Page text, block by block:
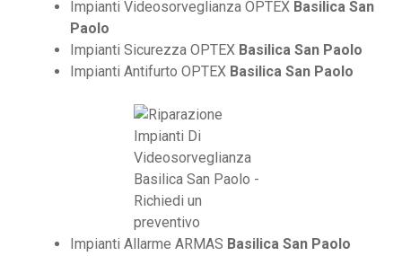
Impianti Videosorveglianza OPTEX Basilica San
Paolo
Impianti Sicurezza OPTEX Basilica San Paolo
Impianti Antifurto OPTEX Basilica San Paolo
Impianti Allarme ARMAS Basilica San Paolo